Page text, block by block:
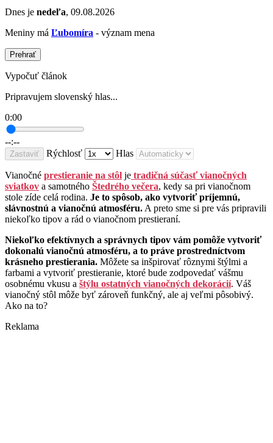
Dnes je nedeľa, 09.08.2026
Meniny má Ľubomíra - význam mena
Prehrať
Vypočuť článok
Pripravujem slovenský hlas...
0:00
--:--
Zastaviť Rýchlosť Hlas
Vianočné prestieranie na stôl je tradičná súčasť vianočných
sviatkov a samotného Štedrého večera, kedy sa pri vianočnom
stole zíde celá rodina. Je to spôsob, ako vytvoriť príjemnú,
slávnostnú a vianočnú atmosféru.A preto sme si pre vás pripravili
niekoľko tipov a rád o vianočnom prestieraní.
Niekoľko efektívnych a správnych tipov vám pomôže vytvoriť
dokonalú vianočnú atmosféru, a to práve prostredníctvom
krásneho prestierania. Môžete sa inšpirovať rôznymi štýlmi a
farbami a vytvoriť prestieranie, ktoré bude zodpovedať vášmu
osobnému vkusu a štýlu ostatných vianočných dekorácií. Váš
vianočný stôl môže byť zároveň funkčný, ale aj veľmi pôsobivý.
Ako na to?
Reklama